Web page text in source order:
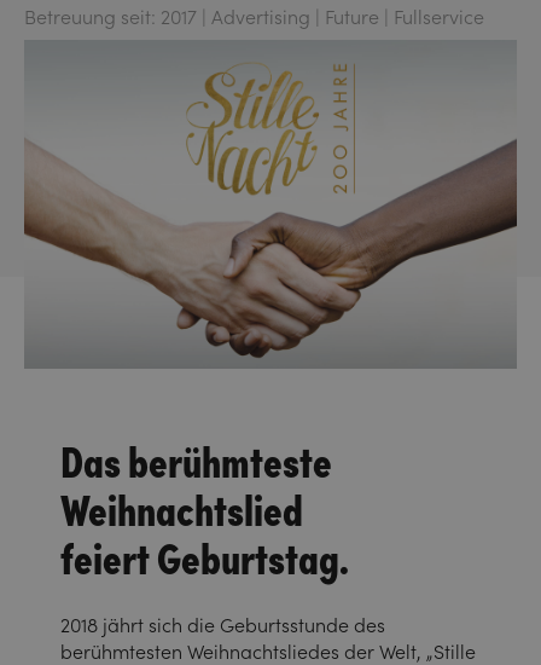
Betreuung seit: 2017 | Advertising | Future | Fullservice
Das berühmteste
Weihnachtslied
feiert Geburtstag.
2018 jährt sich die Geburtsstunde des
berühmtesten Weihnachtsliedes der Welt, „Stille